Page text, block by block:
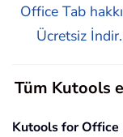
Office Tab
Ücretsiz
Tüm Kutools
Kutools for Office